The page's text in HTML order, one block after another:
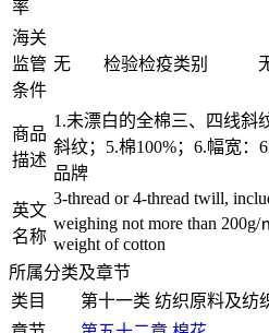
率
海关
监管
条件
无 检验检疫类别
商品
描述
1.未漂白的全棉三、四线斜
斜纹；5.棉100%；6.幅宽：
品牌
英文
名称
3-thread or 4-thread twill,
weighing not more than
weight of cotton
所属分类及章节
类目
第十一类 纺织原料及纺